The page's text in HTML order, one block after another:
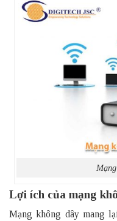
Lợi ích của mạng
Mạng không dây mang